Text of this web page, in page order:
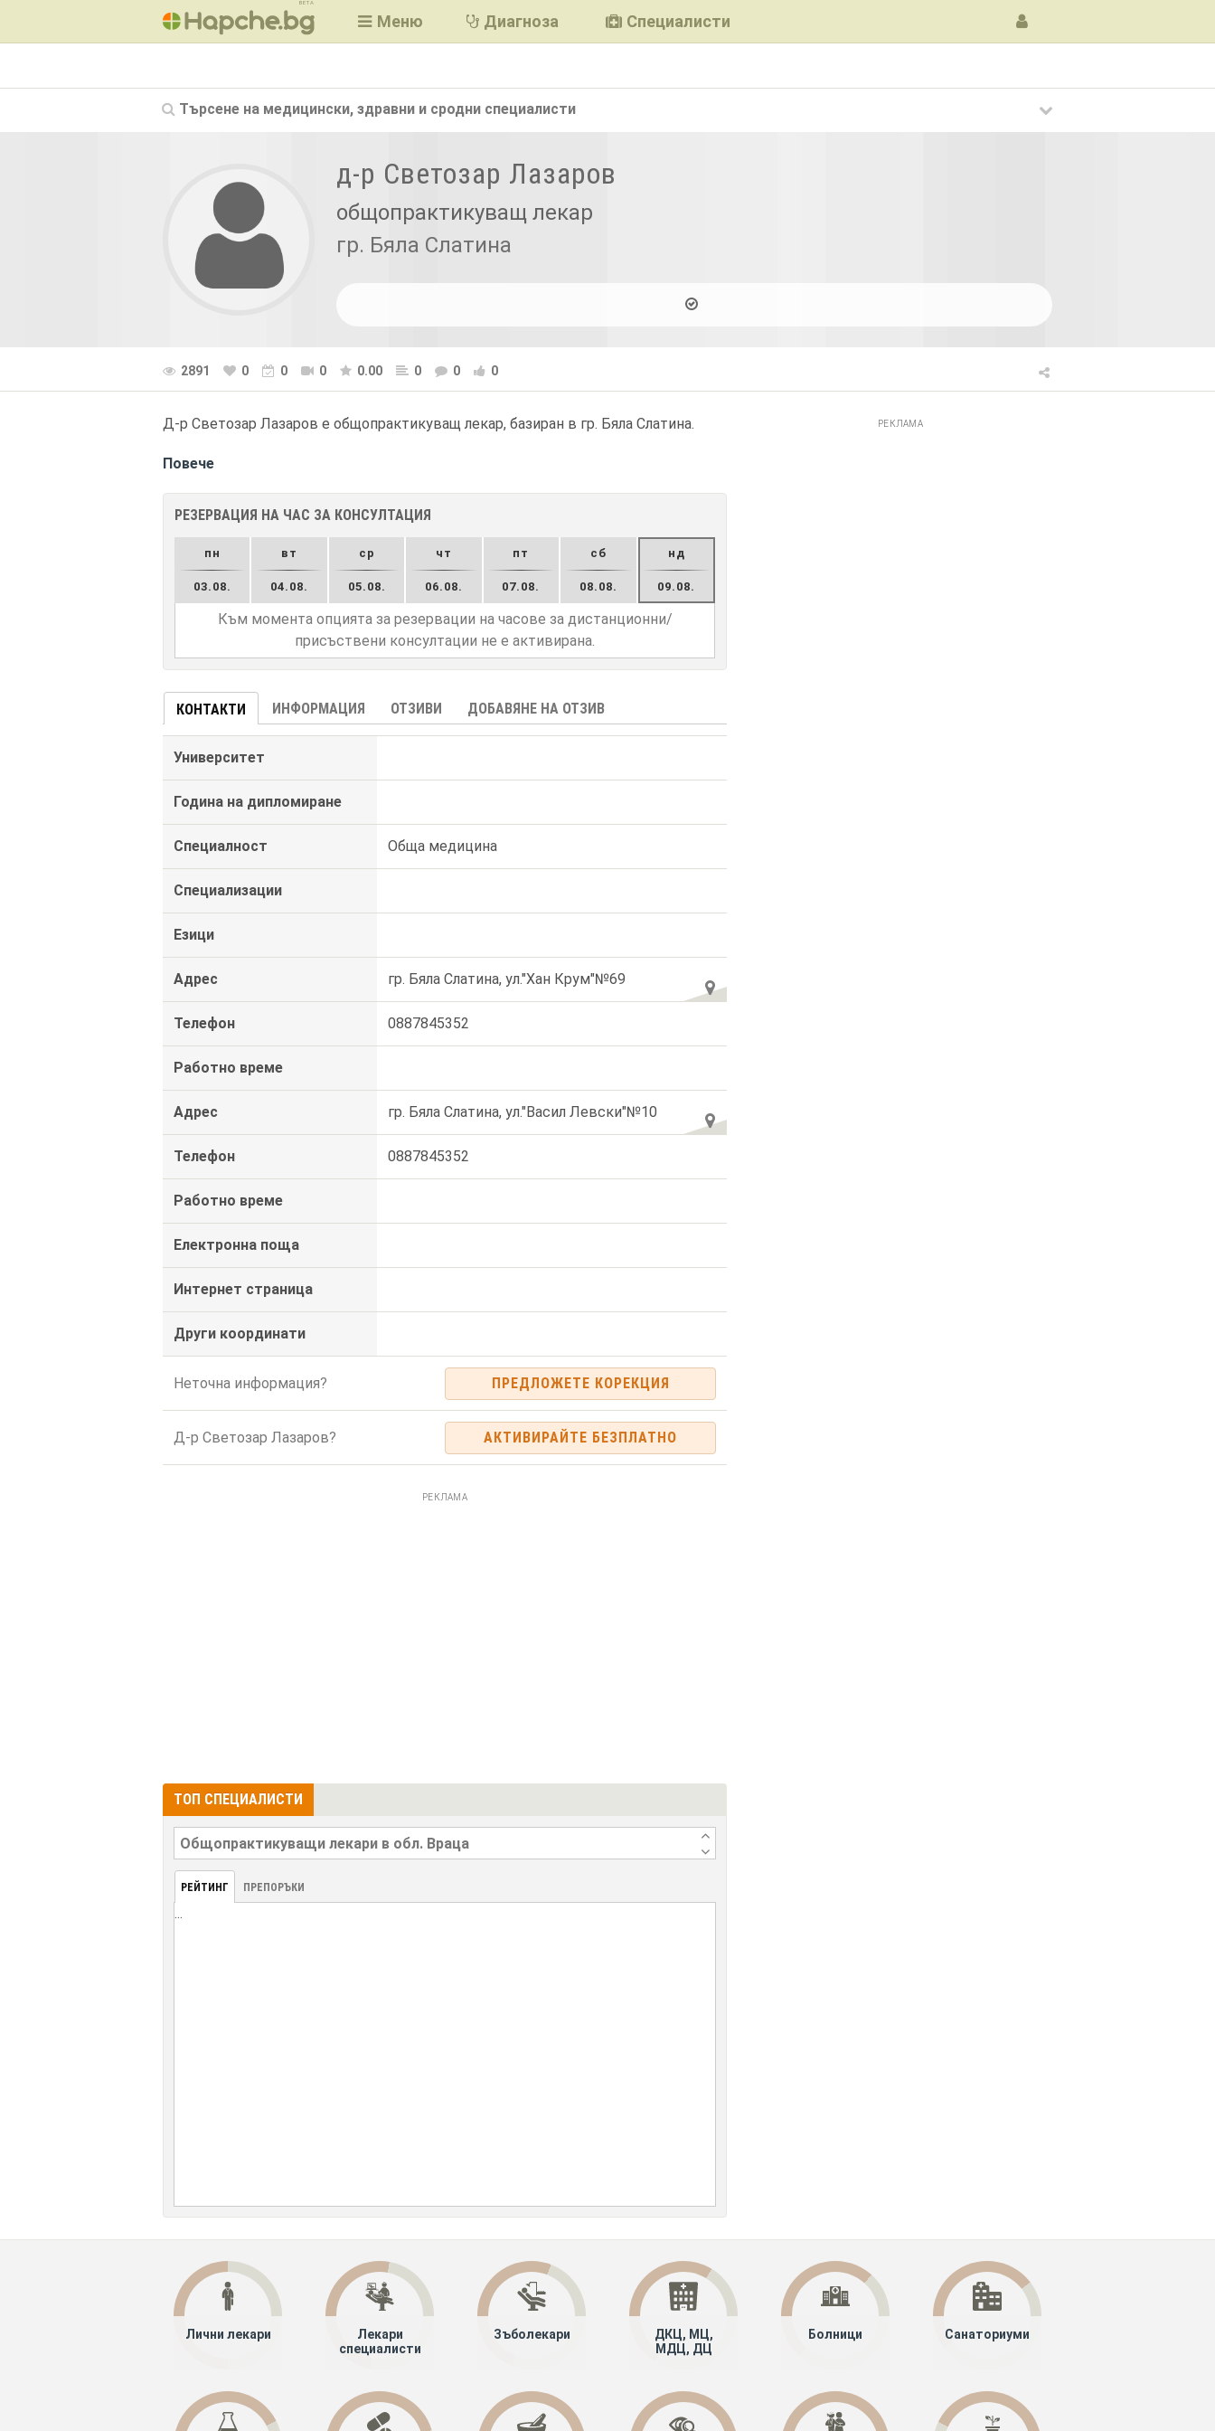
BETA
Меню Диагноза Специалисти
Търсене на медицински, здравни и сродни специалисти
д-р Светозар Лазаров
общопрактикуващ лекар
гр. Бяла Слатина
2891 0 0 0 0.00 0 0 0
Д-р Светозар Лазаров е общопрактикуващ лекар, базиран в гр. Бяла Слатина.
Повече
РЕЗЕРВАЦИЯ НА ЧАС ЗА КОНСУЛТАЦИЯ
пн
03.08.
вт
04.08.
ср
05.08.
чт
06.08.
пт
07.08.
сб
08.08.
нд
09.08.
Към момента опцията за резервации на часове за дистанционни/
присъствени консултации не е активирана.
КОНТАКТИ ИНФОРМАЦИЯ ОТЗИВИ ДОБАВЯНЕ НА ОТЗИВ
Университет
Година на дипломиране
Специалност Обща медицина
Специализации
Езици
Адрес гр. Бяла Слатина, ул."Хан Крум"№69
Телефон 0887845352
Работно време
Адрес гр. Бяла Слатина, ул."Васил Левски"№10
Телефон 0887845352
Работно време
Електронна поща
Интернет страница
Други координати
Неточна информация? ПРЕДЛОЖЕТЕ КОРЕКЦИЯ
Д-р Светозар Лазаров? АКТИВИРАЙТЕ БЕЗПЛАТНО
РЕКЛАМА
ТОП СПЕЦИАЛИСТИ
РЕЙТИНГ ПРЕПОРЪКИ
...
РЕКЛАМА
Лични лекари
Лекари
специалисти
Зъболекари
ДКЦ, МЦ,
МДЦ, ДЦ
Болници Санаториуми